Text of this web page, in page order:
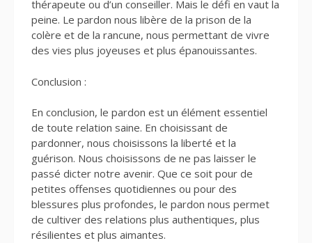
thérapeute ou d’un conseiller. Mais le défi en vaut la
peine. Le pardon nous libère de la prison de la
colère et de la rancune, nous permettant de vivre
des vies plus joyeuses et plus épanouissantes.
Conclusion :
En conclusion, le pardon est un élément essentiel
de toute relation saine. En choisissant de
pardonner, nous choisissons la liberté et la
guérison. Nous choisissons de ne pas laisser le
passé dicter notre avenir. Que ce soit pour de
petites offenses quotidiennes ou pour des
blessures plus profondes, le pardon nous permet
de cultiver des relations plus authentiques, plus
résilientes et plus aimantes.